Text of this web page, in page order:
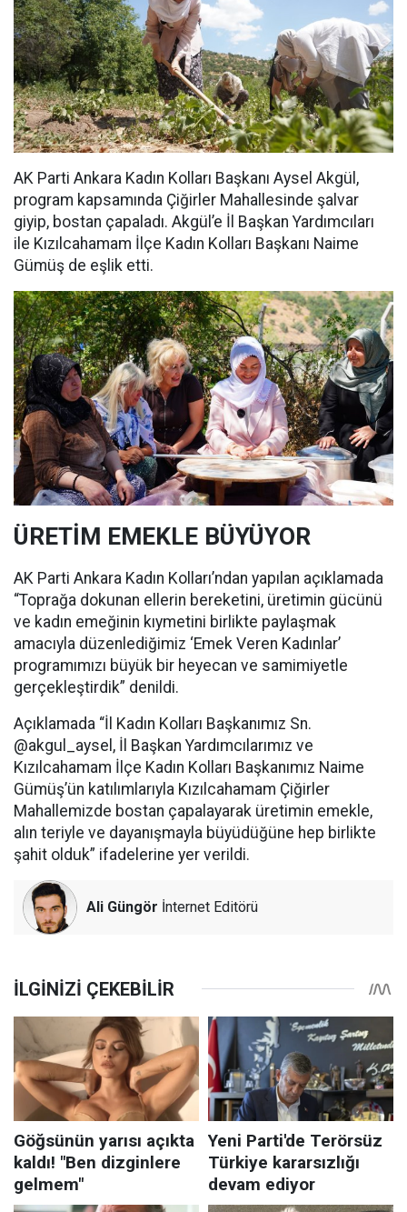
AK Parti Ankara Kadın Kolları Başkanı Aysel Akgül,
program kapsamında Çiğirler Mahallesinde şalvar
giyip, bostan çapaladı. Akgül’e İl Başkan Yardımcıları
ile Kızılcahamam İlçe Kadın Kolları Başkanı Naime
Gümüş de eşlik etti.
ÜRETİM EMEKLE BÜYÜYOR
AK Parti Ankara Kadın Kolları’ndan yapılan açıklamada
“Toprağa dokunan ellerin bereketini, üretimin gücünü
ve kadın emeğinin kıymetini birlikte paylaşmak
amacıyla düzenlediğimiz ‘Emek Veren Kadınlar’
programımızı büyük bir heyecan ve samimiyetle
gerçekleştirdik” denildi.
Açıklamada “İl Kadın Kolları Başkanımız Sn.
@akgul_aysel, İl Başkan Yardımcılarımız ve
Kızılcahamam İlçe Kadın Kolları Başkanımız Naime
Gümüş’ün katılımlarıyla Kızılcahamam Çiğirler
Mahallemizde bostan çapalayarak üretimin emekle,
alın teriyle ve dayanışmayla büyüdüğüne hep birlikte
şahit olduk” ifadelerine yer verildi.
Ali Güngör İnternet Editörü